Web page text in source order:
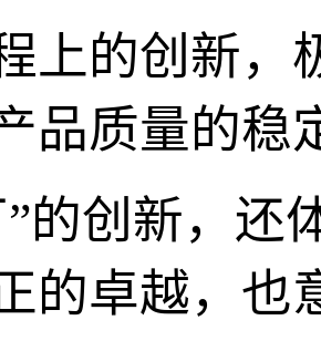
上的创新，
品质量的稳
”的创新，还
的卓越，也